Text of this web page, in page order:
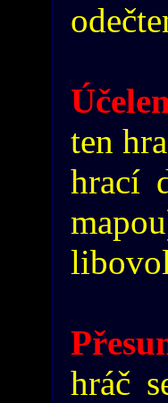
ten
hrací
hráč